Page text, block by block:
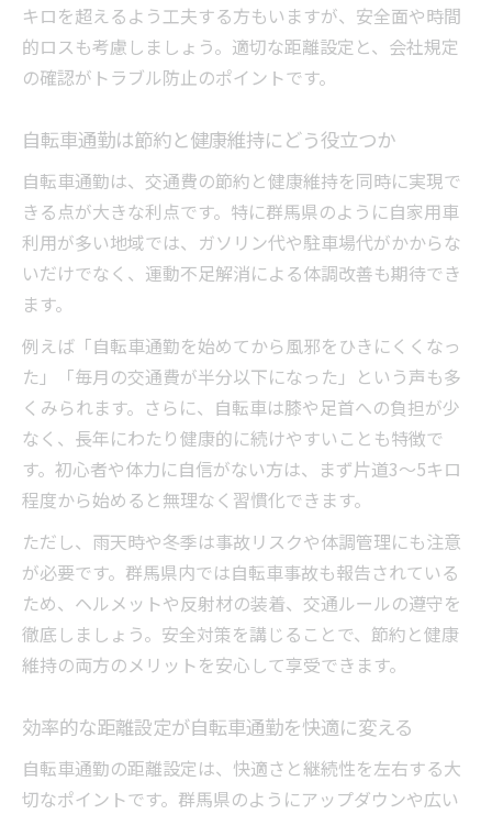
キロを超えるよう工夫する方もいますが、安全面や時間
的ロスも考慮しましょう。適切な距離設定と、会社規定
の確認がトラブル防止のポイントです。
自転車通勤は節約と健康維持にどう役立つか
自転車通勤は、交通費の節約と健康維持を同時に実現で
きる点が大きな利点です。特に群馬県のように自家用車
利用が多い地域では、ガソリン代や駐車場代がかからな
いだけでなく、運動不足解消による体調改善も期待でき
ます。
例えば「自転車通勤を始めてから風邪をひきにくくなっ
た」「毎月の交通費が半分以下になった」という声も多
くみられます。さらに、自転車は膝や足首への負担が少
なく、長年にわたり健康的に続けやすいことも特徴で
す。初心者や体力に自信がない方は、まず片道3〜5キロ
程度から始めると無理なく習慣化できます。
ただし、雨天時や冬季は事故リスクや体調管理にも注意
が必要です。群馬県内では自転車事故も報告されている
ため、ヘルメットや反射材の装着、交通ルールの遵守を
徹底しましょう。安全対策を講じることで、節約と健康
維持の両方のメリットを安心して享受できます。
効率的な距離設定が自転車通勤を快適に変える
自転車通勤の距離設定は、快適さと継続性を左右する大
切なポイントです。群馬県のようにアップダウンや広い